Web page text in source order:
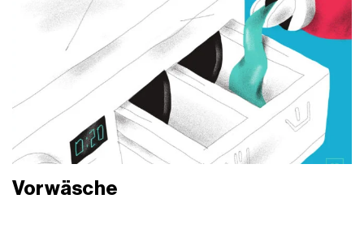
Vorwäsche